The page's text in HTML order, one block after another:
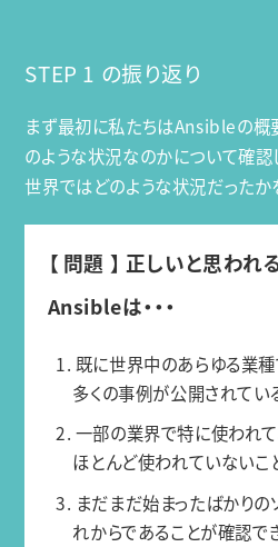
STEP 1 の振り返り
まず最初に私たちはAnsibleの概
のような状況なのかについて確
世界ではどのような状況だったか
【 問題 】 正しいと思われ
Ansibleは・・・
1. 既に世界中のあらゆる業種
多くの事例が公開されてい
2. 一部の業界で特に使われ
ほとんど使われていないこ
3. まだまだ始まったばかりの
れからであることが確認で